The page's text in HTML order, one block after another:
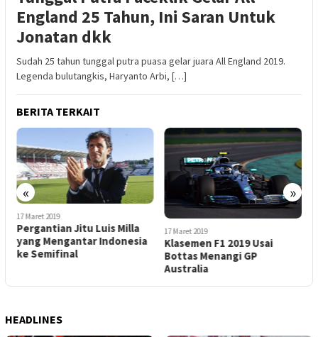
England 25 Tahun, Ini Saran Untuk
Jonatan dkk
Sudah 25 tahun tunggal putra puasa gelar juara All England 2019.
Legenda bulutangkis, Haryanto Arbi, […]
BERITA TERKAIT
« »
17 Maret 2019
Pergantian Jitu Luis Milla
yang Mengantar Indonesia
ke Semifinal
17 Maret 2019
Klasemen F1 2019 Usai
Bottas Menangi GP
Australia
HEADLINES